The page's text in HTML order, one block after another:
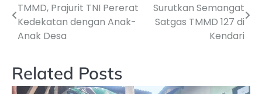
pos
TMMD, Prajurit TNI Pererat
Kedekatan dengan Anak-
Anak Desa
Surutkan Semangat
Satgas TMMD 127 di
Kendari
Related Posts